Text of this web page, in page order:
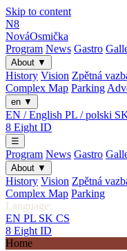
Skip to content
N8
NováOsmička
Program News Gastro
About ▼
History Vision Zpětná
Complex Map Parking
en ▼
EN / English PL / polski
8 Eight ID
☰
Program News Gastro
About ▼
History Vision Zpětná
Complex Map Parking
Language:
EN PL SK CS
8 Eight ID
Home